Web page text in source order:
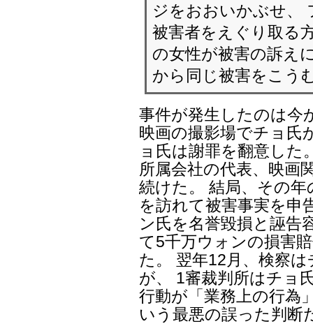
ジをおおいかぶせ、
被害者をえぐり取る
の女性が被害の訴え
から同じ被害をこう
事件が発生したのは今
映画の撮影場でチョ氏
ョ氏は謝罪を翻意した
所属会社の代表、映画
続けた。 結局、その
を訪れて被害事実を申
ン氏を名誉毀損と誣告
て5千万ウォンの損害
た。 翌年12月、検察
が、 1審裁判所はチョ
行動が「業務上の行為
いう最悪の誤った判断